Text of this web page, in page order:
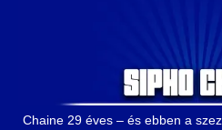
Chaine 29 éves – és ebben a